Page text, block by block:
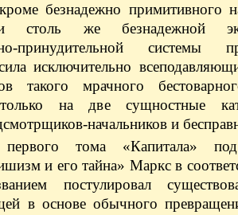
безнадежно примитивного
столь же безнадежной
принудительной системы
исключительно
такого мрачного
только на две сущностные
начальников и
тома «Капитала» под
и его тайна» Маркс в
постулировал
в основе обычного